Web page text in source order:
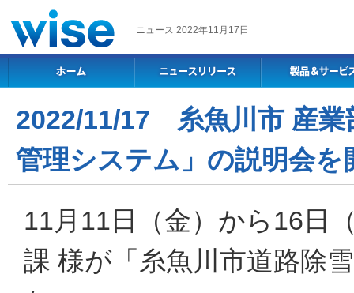
ニュース 2022年11月17日
2022/11/17 糸魚川市 産業
管理システム」の説明会を
11月11日（金）から16日
課 様が「糸魚川市道路除